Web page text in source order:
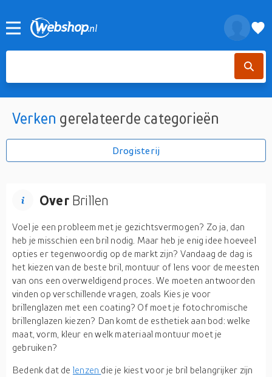
Verken gerelateerde categorieën
Drogisterij
OverBrillen
Voel je een probleem met je gezichtsvermogen? Zo ja, dan
heb je misschien een bril nodig. Maar heb je enig idee hoeveel
opties er tegenwoordig op de markt zijn? Vandaag de dag is
het kiezen van de beste bril, montuur of lens voor de meesten
van ons een overweldigend proces. We moeten antwoorden
vinden op verschillende vragen, zoals Kies je voor
brillenglazen met een coating? Of moet je fotochromische
brillenglazen kiezen? Dan komt de esthetiek aan bod: welke
maat, vorm, kleur en welk materiaal montuur moet je
gebruiken?
Bedenk dat de lenzen die je kiest voor je bril belangrijker zijn